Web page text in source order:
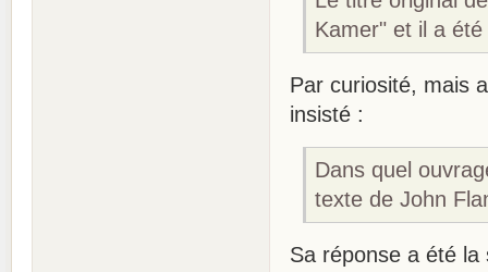
Kamer" et il a
Par curiosité, mais
insisté :
Dans quel
texte de John
Sa réponse a été la